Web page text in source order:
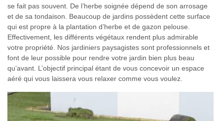
se fait pas souvent. De l’herbe soignée dépend de son arrosage
et de sa tondaison. Beaucoup de jardins possèdent cette surface
qui est propre à la plantation d’herbe et de gazon pelouse.
Effectivement, les différents végétaux rendent plus admirable
votre propriété. Nos jardiniers paysagistes sont professionnels et
font de leur possible pour rendre votre jardin bien plus beau
qu’avant. L’objectif principal étant de vous concevoir un espace
aéré qui vous laissera vous relaxer comme vous voulez.